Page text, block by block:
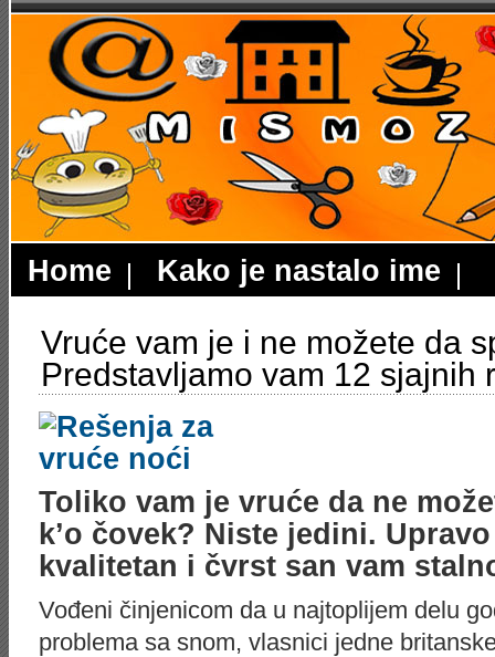
Home Kako je nastalo ime
Vruće vam je i ne možete da
Predstavljamo vam 12 sjajnih
Toliko vam je vruće da ne
k’o čovek? Niste jedini.
kvalitetan i čvrst san vam
Vođeni činjenicom da u najtoplijem delu
problema sa snom, vlasnici jedne